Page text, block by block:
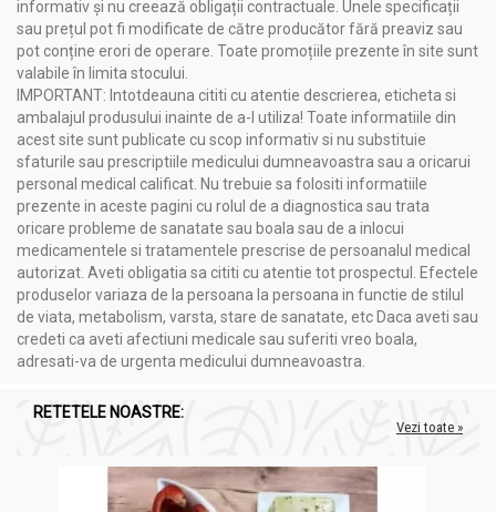
informativ și nu creează obligații contractuale. Unele specificații
sau prețul pot fi modificate de către producător fără preaviz sau
pot conține erori de operare. Toate promoțiile prezente în site sunt
valabile în limita stocului.
IMPORTANT: Intotdeauna cititi cu atentie descrierea, eticheta si
ambalajul produsului inainte de a-l utiliza! Toate informatiile din
acest site sunt publicate cu scop informativ si nu substituie
sfaturile sau prescriptiile medicului dumneavoastra sau a oricarui
personal medical calificat. Nu trebuie sa folositi informatiile
prezente in aceste pagini cu rolul de a diagnostica sau trata
oricare probleme de sanatate sau boala sau de a inlocui
medicamentele si tratamentele prescrise de persoanalul medical
autorizat. Aveti obligatia sa cititi cu atentie tot prospectul. Efectele
produselor variaza de la persoana la persoana in functie de stilul
de viata, metabolism, varsta, stare de sanatate, etc Daca aveti sau
credeti ca aveti afectiuni medicale sau suferiti vreo boala,
adresati-va de urgenta medicului dumneavoastra.
RETETELE NOASTRE:
Vezi toate »